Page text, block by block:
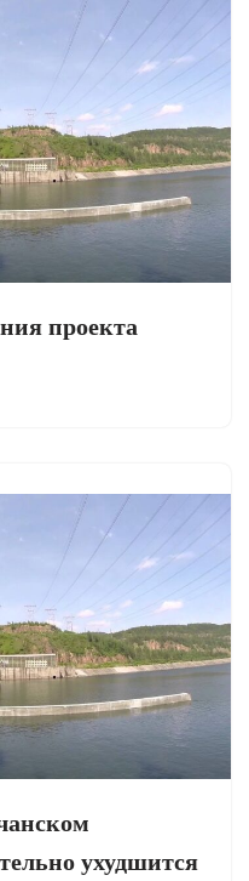
проекта
ухудшится